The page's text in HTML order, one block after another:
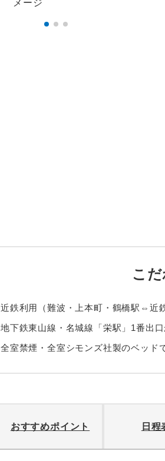
こ
近鉄利用（難波・上本町・鶴橋駅⇔近
地下鉄東山線・名城線「栄駅」1番出口
全室禁煙・全室シモンズ社製のベッド
おすすめポイント 日程